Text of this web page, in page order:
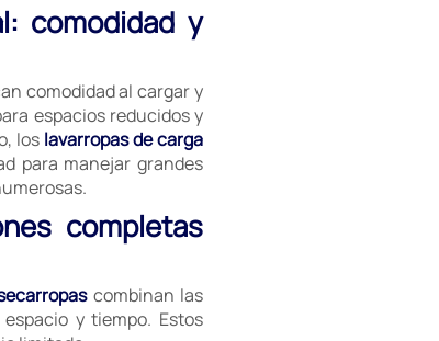
comodidad y
comodidad al cargar y
espacios reducidos y
los lavarropas de carga
para manejar grandes
completas
combinan las
y tiempo. Estos